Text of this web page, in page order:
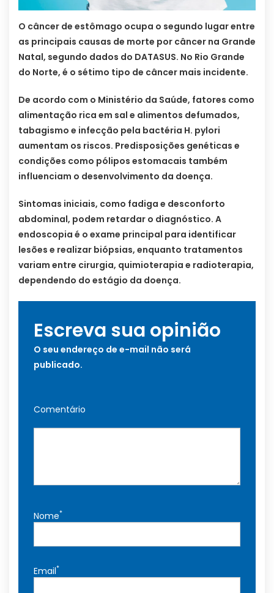
O câncer de estômago ocupa o segundo lugar entre
as principais causas de morte por câncer na Grande
Natal, segundo dados do DATASUS. No Rio Grande
do Norte, é o sétimo tipo de câncer mais incidente.
De acordo com o Ministério da Saúde, fatores como
alimentação rica em sal e alimentos defumados,
tabagismo e infecção pela bactéria H. pylori
aumentam os riscos. Predisposições genéticas e
condições como pólipos estomacais também
influenciam o desenvolvimento da doença.
Sintomas iniciais, como fadiga e desconforto
abdominal, podem retardar o diagnóstico. A
endoscopia é o exame principal para identificar
lesões e realizar biópsias, enquanto tratamentos
variam entre cirurgia, quimioterapia e radioterapia,
dependendo do estágio da doença.
Escreva sua opinião
O seu endereço de e-mail não será
publicado.
Comentário
Nome*
Email*